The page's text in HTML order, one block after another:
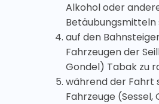
Alkohol oder
Betäubungsmitteln
auf den
Fahrzeugen der
Gondel) Tabak zu
während der Fahrt
Fahrzeuge (Sessel,